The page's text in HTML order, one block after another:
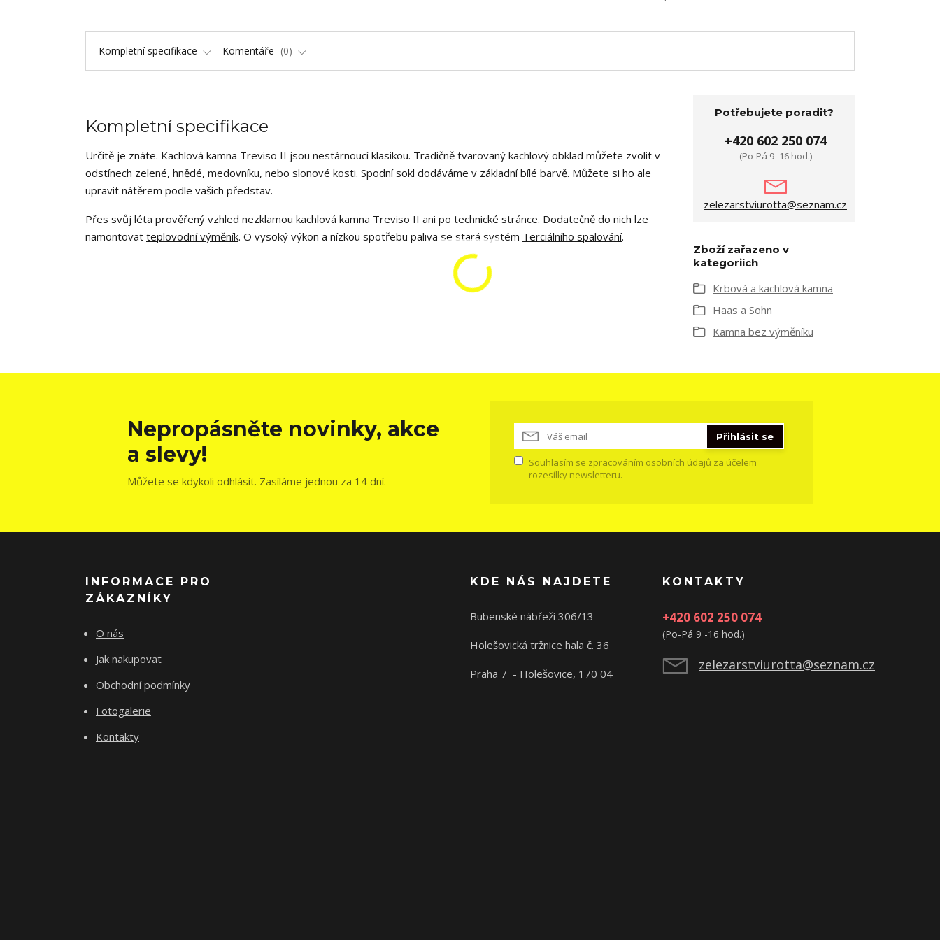
Kompletní specifikace Komentáře 0
Kompletní specifikace
Určitě je znáte. Kachlová kamna Treviso II jsou nestárnoucí klasikou. Tradičně tvarovaný kachlový obklad můžete zvolit v
odstínech zelené, hnědé, medovníku, nebo slonové kosti. Spodní sokl dodáváme v základní bílé barvě. Můžete si ho ale
upravit nátěrem podle vašich představ.
Přes svůj léta prověřený vzhled nezklamou kachlová kamna Treviso II ani po technické stránce. Dodatečně do nich lze
namontovat teplovodní výměník. O vysoký výkon a nízkou spotřebu paliva se stará systém Terciálního spalování.
Potřebujete poradit?
+420 602 250 074
(Po-Pá 9 -16 hod.)
zelezarstviurotta@seznam.cz
Zboží zařazeno v
kategoriích
Krbová a kachlová kamna
Haas a Sohn
Kamna bez výměníku
Nepropásněte novinky, akce
a slevy!
Můžete se kdykoli odhlásit. Zasíláme jednou za 14 dní.
Přihlásit se
Souhlasím se zpracováním osobních údajů za účelem
rozesílky newsletteru.
INFORMACE PRO
ZÁKAZNÍKY
O nás
Jak nakupovat
Obchodní podmínky
Fotogalerie
Kontakty
KDE NÁS NAJDETE
Bubenské nábřeží 306/13
Holešovická tržnice hala č. 36
Praha 7 - Holešovice, 170 04
KONTAKTY
+420 602 250 074
(Po-Pá 9 -16 hod.)
zelezarstviurotta@seznam.cz